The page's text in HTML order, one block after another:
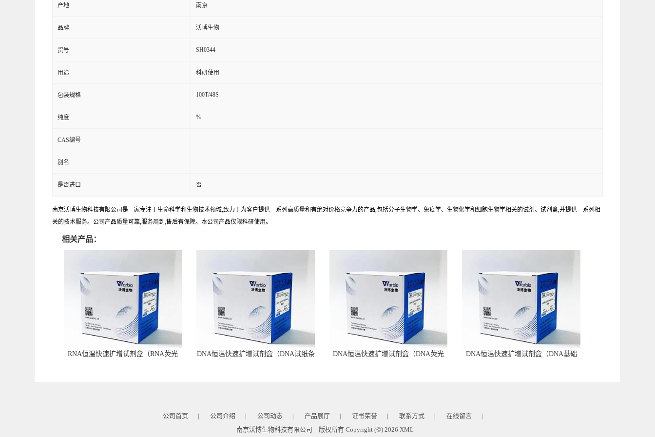
产地 南京
品牌 沃博生物
货号 SH0344
用途 科研使用
包装规格 100T/48S
纯度 %
CAS编号
别名
是否进口 否
南京沃博生物科技有限公司是一家专注于生命科学和生物技术领域,致力于为客户提供一系列高质量和有绝对价格竞争力的产品,包括分子生物学、免疫学、生物化学和细胞生物学相关的试剂、试剂盒,并提供一系列相
关的技术服务。公司产品质量可靠,服务周到,售后有保障。本公司产品仅限科研使用。
相关产品：
RNA恒温快速扩增试剂盒（RNA荧光
DNA恒温快速扩增试剂盒（DNA试纸条
DNA恒温快速扩增试剂盒（DNA荧光
DNA恒温快速扩增试剂盒（DNA基础
公司首页 公司介绍 公司动态 产品展厅 证书荣誉 联系方式 在线留言
南京沃博生物科技有限公司 版权所有 Copyright (©) 2026 XML